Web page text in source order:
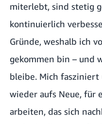
miterlebt, sind stetig
kontinuierlich
Gründe, weshalb ich
gekommen bin – und
bleibe. Mich
wieder aufs Neue, für
arbeiten, das sich